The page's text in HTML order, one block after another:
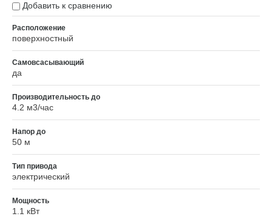
Добавить к сравнению
Расположение
поверхностный
Самовсасывающий
да
Производительность до
4.2 м3/час
Напор до
50 м
Тип привода
электрический
Мощность
1.1 кВт